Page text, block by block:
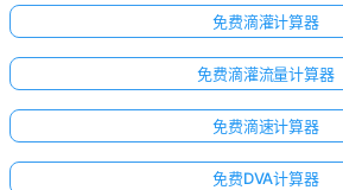
免费滴灌计算器
免费滴灌流量计算器
免费滴速计算器
免费DVA计算器